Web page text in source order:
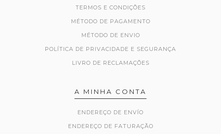
TERMOS E CONDIÇÕES
MÉTODO DE PAGAMENTO
MÉTODO DE ENVIO
POLÍTICA DE PRIVACIDADE E SEGURANÇA
LIVRO DE RECLAMAÇÕES
A MINHA CONTA
ENDEREÇO DE ENVÍO
ENDEREÇO DE FATURAÇÃO